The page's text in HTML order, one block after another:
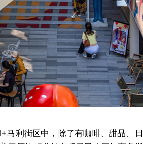
利街区中，除了有咖啡、甜品、